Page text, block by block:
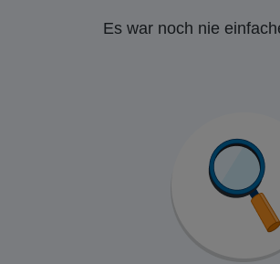
Es war noch nie